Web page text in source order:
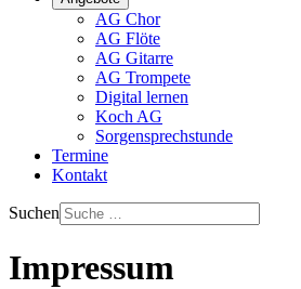
AG Chor
AG Flöte
AG Gitarre
AG Trompete
Digital lernen
Koch AG
Sorgensprechstunde
Termine
Kontakt
Suchen
Impressum